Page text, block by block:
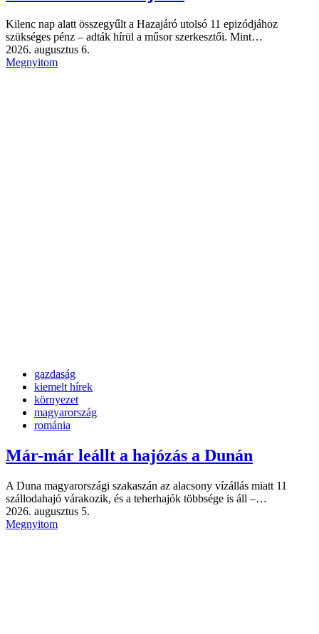
Kilenc nap alatt összegyűlt a Hazajáró utolsó 11 epizódjához
szükséges pénz – adták hírül a műsor szerkesztői. Mint…
2026. augusztus 6.
Megnyitom
gazdaság
kiemelt hírek
környezet
magyarország
románia
Már-már leállt a hajózás a Dunán
A Duna magyarországi szakaszán az alacsony vízállás miatt 11
szállodahajó várakozik, és a teherhajók többsége is áll –…
2026. augusztus 5.
Megnyitom